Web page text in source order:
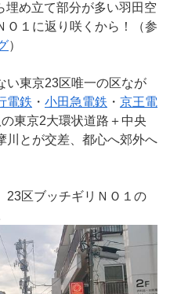
埋め立て部分が多い羽田空
Ｏ１に返り咲くから！（参
）
い東京23区唯一の区なが
電鉄 ・ 小田急電鉄 ・ 京王電
東京2大環状道路＋中央
川とが交差、都心へ郊外へ
23区ブッチギリＮＯ１の